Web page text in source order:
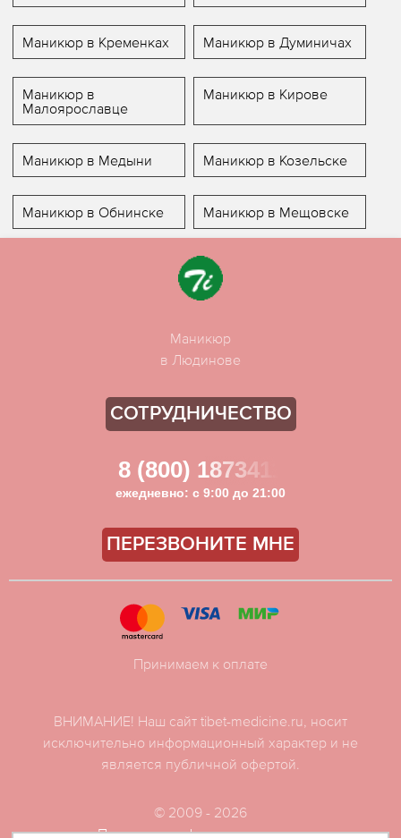
Маникюр в Кременках Маникюр в Думиничах
Маникюр в
Малоярославце
Маникюр в Кирове
Маникюр в Медыни Маникюр в Козельске
Маникюр в Обнинске Маникюр в Мещовске
Маникюр
в Людинове
СОТРУДНИЧЕСТВО
8 (800) 1873411
ежедневно: с 9:00 до 21:00
ПЕРЕЗВОНИТЕ МНЕ
ВНИМАНИЕ! Наш сайт tibet-medicine.ru, носит
исключительно информационный характер и не
является публичной офертой.
© 2009 - 2026
Политика конфиденциальности
Принимаем к оплате